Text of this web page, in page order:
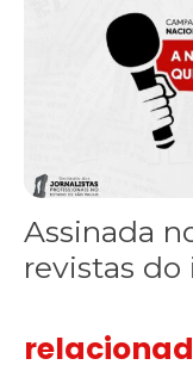
Assinada
revistas